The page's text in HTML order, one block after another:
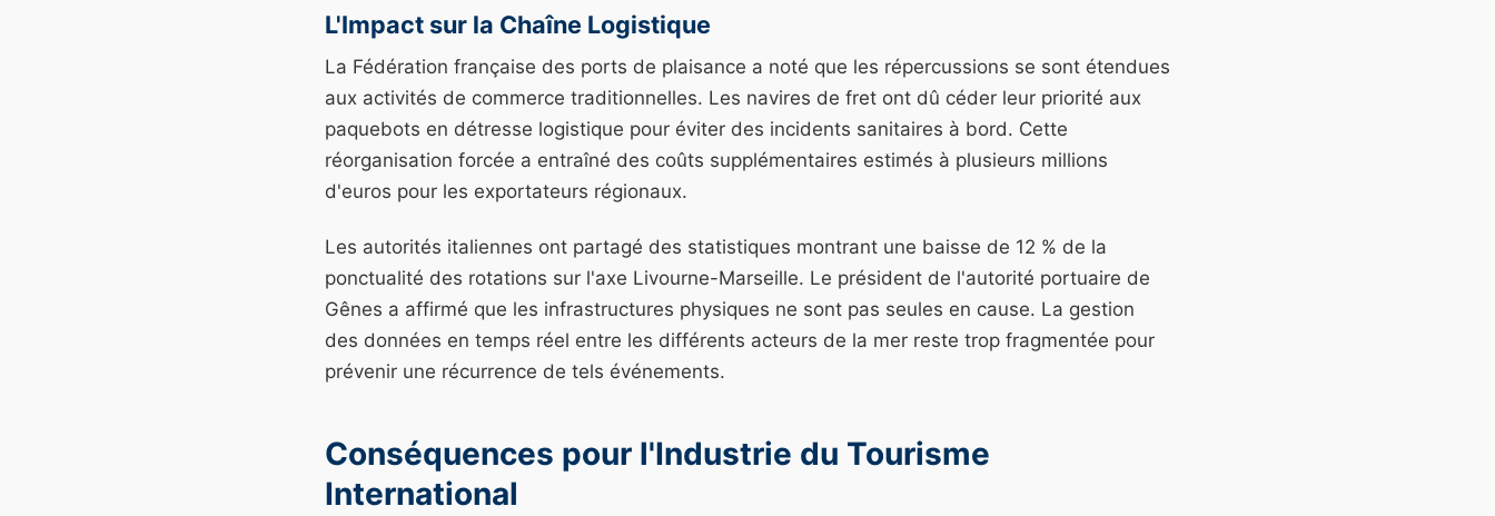
L'Impact sur la Chaîne Logistique
La Fédération française des ports de plaisance a noté que les répercussions se sont étendues
aux activités de commerce traditionnelles. Les navires de fret ont dû céder leur priorité aux
paquebots en détresse logistique pour éviter des incidents sanitaires à bord. Cette
réorganisation forcée a entraîné des coûts supplémentaires estimés à plusieurs millions
d'euros pour les exportateurs régionaux.
Les autorités italiennes ont partagé des statistiques montrant une baisse de 12 % de la
ponctualité des rotations sur l'axe Livourne-Marseille. Le président de l'autorité portuaire de
Gênes a affirmé que les infrastructures physiques ne sont pas seules en cause. La gestion
des données en temps réel entre les différents acteurs de la mer reste trop fragmentée pour
prévenir une récurrence de tels événements.
Conséquences pour l'Industrie du Tourisme
International